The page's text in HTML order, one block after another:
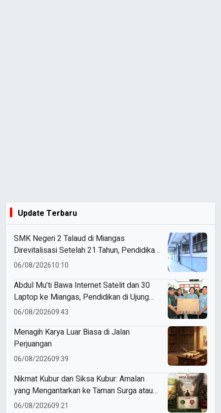
Update Terbaru
SMK Negeri 2 Talaud di Miangas
Direvitalisasi Setelah 21 Tahun, Pendidikan
3T Makin Berkualitas
06/08/202610:10
Abdul Mu’ti Bawa Internet Satelit dan 30
Laptop ke Miangas, Pendidikan di Ujung
Negeri Makin Digital
06/08/202609:43
Menagih Karya Luar Biasa di Jalan
Perjuangan
06/08/202609:39
Nikmat Kubur dan Siksa Kubur: Amalan
yang Mengantarkan ke Taman Surga atau
Azab Barzakh
06/08/202609:21